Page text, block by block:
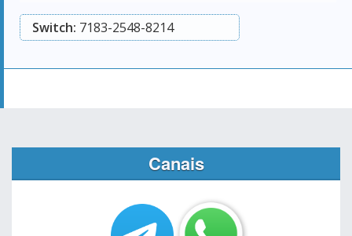
Switch: 7183-2548-8214
Canais